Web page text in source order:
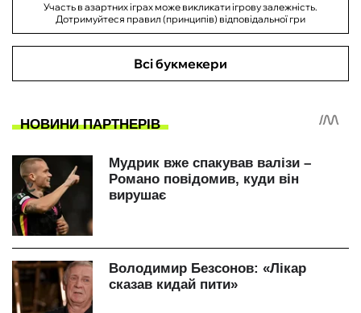
Участь в азартних іграх може викликати ігрову залежність.
Дотримуйтеся правил (принципів) відповідальної гри
Всі букмекери